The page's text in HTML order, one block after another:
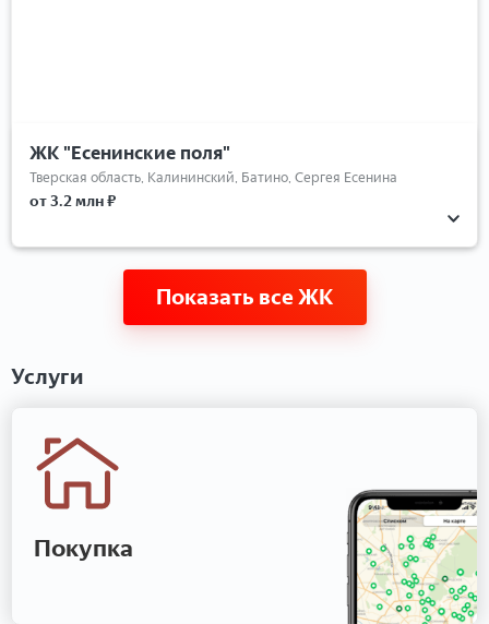
ЖК "Есенинские поля"
Тверская область, Калининский, Батино, Сергея Есенина
от 3.2 млн ₽
Показать все ЖК
Услуги
Покупка